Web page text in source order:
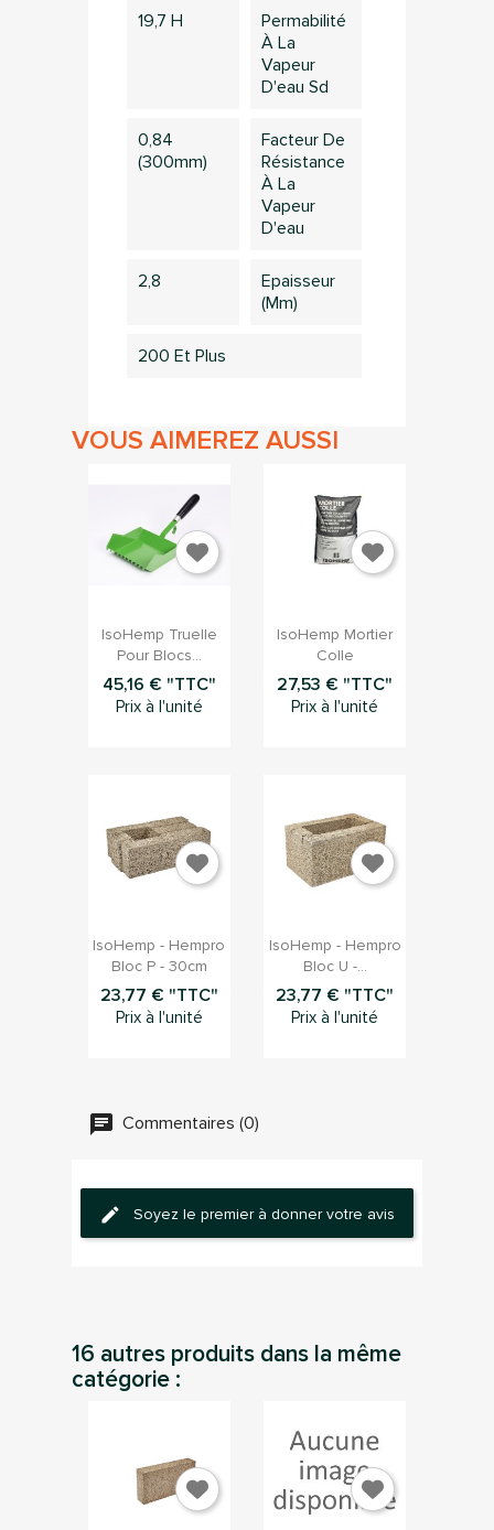
19,7 H
Permabilité
À La
Vapeur
D'eau Sd
0,84
(300mm)
Facteur De
Résistance
À La
Vapeur
D'eau
2,8
Epaisseur
(mm)
200 Et Plus
VOUS AIMEREZ AUSSI
Aperçu rapide
IsoHemp Truelle
Pour Blocs...
45,16 € "TTC"
Prix à l'unité
Aperçu rapide
IsoHemp Mortier
Colle
27,53 € "TTC"
Prix à l'unité
Aperçu rapide
IsoHemp - Hempro
Bloc P - 30cm
23,77 € "TTC"
Prix à l'unité
Aperçu rapide
IsoHemp - Hempro
Bloc U -...
23,77 € "TTC"
Prix à l'unité
Commentaires (0)
Soyez le premier à donner votre avis
16 autres produits dans la même
catégorie :
Vous devez être connecté pour sauvegarder des
produits dans votre liste d'envie